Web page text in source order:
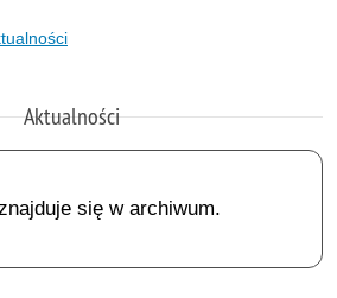
Aktualności
się w archiwum.